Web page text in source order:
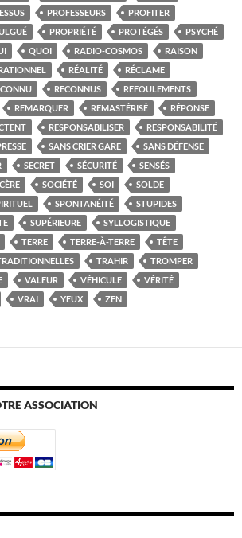
PROFESSEURS
PROFITER
PROPRIÉTÉ PROTÉGÉS
PSYCHÉ
QUOI RADIO-COSMOS
RAISON
RÉALITÉ
RÉCLAME
RECONNUS
REFOULEMENTS
REMARQUER REMASTÉRISÉ
RÉPONSE
RESPONSABILISER
RESPONSABILITÉ
SANS CRIER GARE
SANS DÉFENSE
SECRET SÉCURITÉ
SENSÉS
SOCIÉTÉ SOI
SOLDE
SPONTANÉITÉ
STUPIDES
SUPÉRIEURE
SYLLOGISTIQUE
TERRE TERRE-À-TERRE
TÊTE
TRAHIR
TROMPER
VALEUR VÉHICULE
VÉRITÉ
VRAI YEUX ZEN
ASSOCIATION